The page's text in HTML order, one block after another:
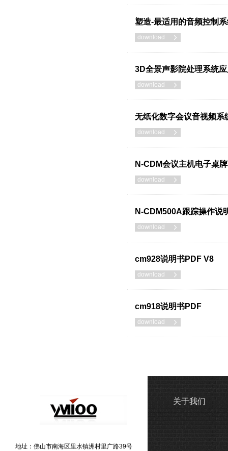
塑造-最适用的音频控制
download 
3D全景声影院处理系统
download 
无纸化数字会议音视频系
download 
N-CDM会议主机电子桌
download 
N-CDM500A跟踪操作说
download 
cm928说明书PDF V8
download 
cm918说明书PDF
download 
地址：佛山市南海区里水镇洲村里广路39号
关于我们